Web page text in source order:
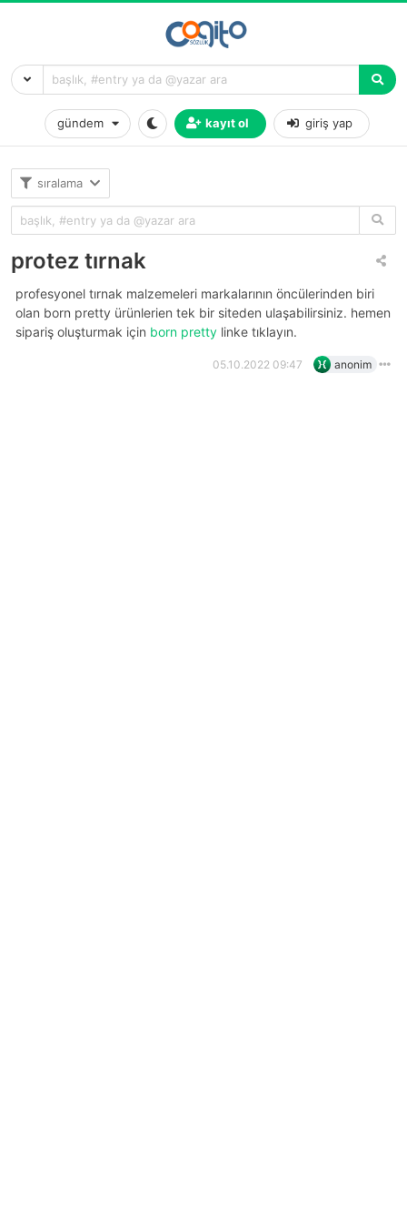
gündem kayıt ol giriş yap
sıralama
protez tırnak
profesyonel tırnak malzemeleri markalarının öncülerinden biri
olan born pretty ürünlerien tek bir siteden ulaşabilirsiniz. hemen
sipariş oluşturmak için born pretty linke tıklayın.
05.10.2022 09:47 anonim